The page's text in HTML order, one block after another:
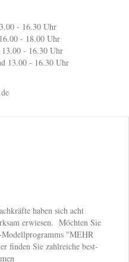
- 16.30 Uhr
- 18.00 Uhr
- 16.30 Uhr
13.00 - 16.30 Uhr
haben sich acht
erwiesen. Möchten Sie
Modellprogramms "MEHR
finden Sie zahlreiche best-